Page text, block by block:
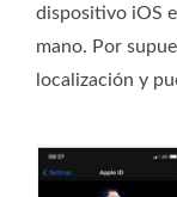
dispositivo iOS
mano. Por
localización y